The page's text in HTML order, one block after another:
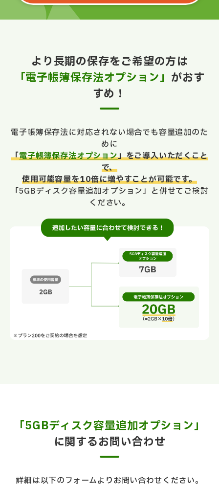
より長期の保存をご希望の方は
「電子帳簿保存法オプション」 がおす
すめ！
電子帳簿保存法に対応されない場合でも容量追加のた
めに
「電子帳簿保存法オプション」をご導入いただくこと
で、
使用可能容量を10倍に増やすことが可能です。
「5GBディスク容量追加オプション」と併せてご検討
ください。
「5GBディスク容量追加オプション」
に関するお問い合わせ
詳細は以下のフォームよりお問い合わせください。